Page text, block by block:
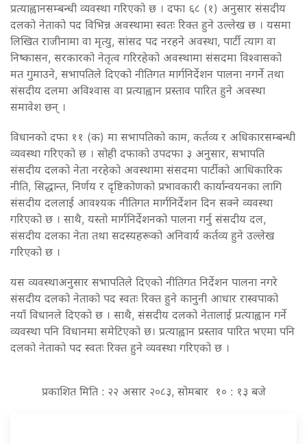
प्रत्याह्वानसम्बन्धी व्यवस्था गरिएको छ । दफा ६८ (१) अनुसार संसदीय
दलको नेताको पद विभिन्न अवस्थामा स्वतः रिक्त हुने उल्लेख छ । यसमा
लिखित राजीनामा वा मृत्यु, सांसद पद नरहने अवस्था, पार्टी त्याग वा
निष्कासन, सरकारको नेतृत्व गरिरहेको अवस्थामा संसदमा विश्वासको
मत गुमाउने, सभापतिले दिएको नीतिगत मार्गनिर्देशन पालना नगर्ने तथा
संसदीय दलमा अविश्वास वा प्रत्याह्वान प्रस्ताव पारित हुने अवस्था
समावेश छन् ।
विधानको दफा ११ (क) मा सभापतिको काम, कर्तव्य र अधिकारसम्बन्धी
व्यवस्था गरिएको छ । सोही दफाको उपदफा ३ अनुसार, सभापति
संसदीय दलको नेता नरहेको अवस्थामा संसदमा पार्टीको आधिकारिक
नीति, सिद्धान्त, निर्णय र दृष्टिकोणको प्रभावकारी कार्यान्वयनका लागि
संसदीय दललाई आवश्यक नीतिगत मार्गनिर्देशन दिन सक्ने व्यवस्था
गरिएको छ । साथै, यस्तो मार्गनिर्देशनको पालना गर्नु संसदीय दल,
संसदीय दलका नेता तथा सदस्यहरूको अनिवार्य कर्तव्य हुने उल्लेख
गरिएको छ ।
यस व्यवस्थाअनुसार सभापतिले दिएको नीतिगत निर्देशन पालना नगरे
संसदीय दलको नेताको पद स्वतः रिक्त हुने कानुनी आधार रास्वपाको
नयाँ विधानले दिएको छ । साथै, संसदीय दलको नेतालाई प्रत्याह्वान गर्ने
व्यवस्था पनि विधानमा समेटिएको छ। प्रत्याह्वान प्रस्ताव पारित भएमा पनि
दलको नेताको पद स्वतः रिक्त हुने व्यवस्था गरिएको छ ।
प्रकाशित मिति : २२ असार २०८३, सोमबार १० : १३ बजे